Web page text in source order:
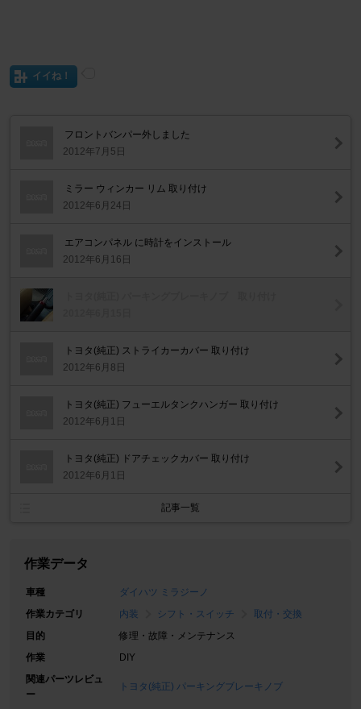
イイね！
フロントバンパー外しました
2012年7月5日
ミラー ウィンカー リム 取り付け
2012年6月24日
エアコンパネル に時計をインストール
2012年6月16日
トヨタ(純正) ストライカーカバー 取り付け
2012年6月8日
トヨタ(純正) フューエルタンクハンガー 取り付け
2012年6月1日
トヨタ(純正) ドアチェックカバー 取り付け
2012年6月1日
記事一覧
作業データ
車種
ダイハツ ミラジーノ
作業カテゴリ
内装 シフト・スイッチ
取付・交換
目的
修理・故障・メンテナンス
作業
DIY
関連パーツレビュ
ー
トヨタ(純正) パーキングブレーキノブ